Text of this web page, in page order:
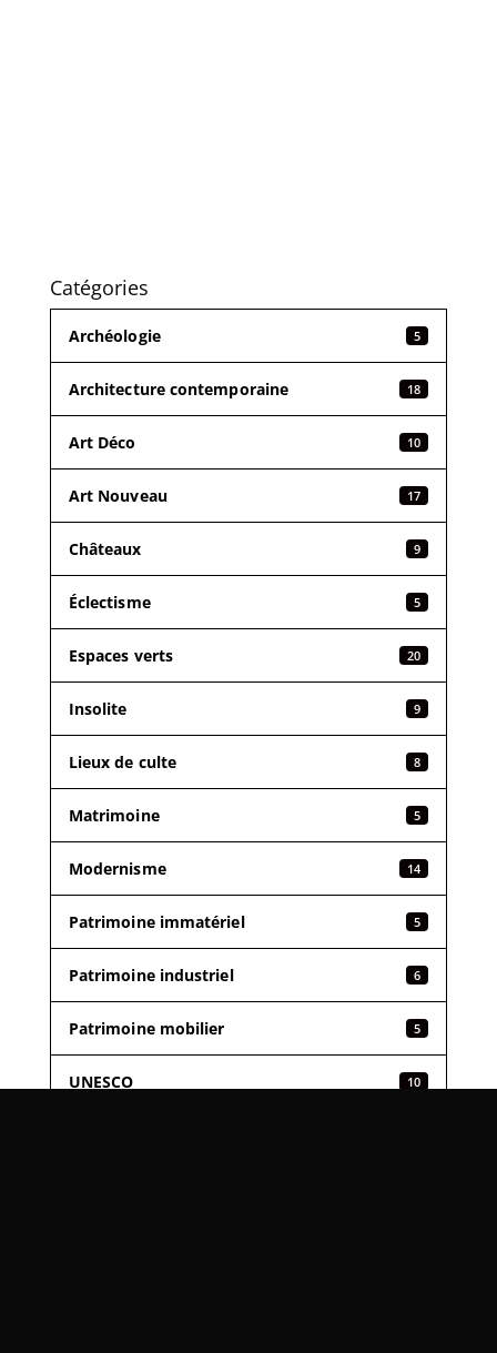
Catégories
Archéologie 5
Architecture contemporaine 18
Art Déco 10
Art Nouveau 17
Châteaux 9
Éclectisme 5
Espaces verts 20
Insolite 9
Lieux de culte 8
Matrimoine 5
Modernisme 14
Patrimoine immatériel 5
Patrimoine industriel 6
Patrimoine mobilier 5
UNESCO 10